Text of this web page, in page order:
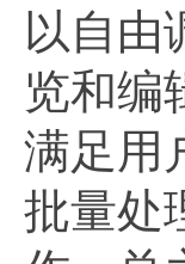
以自由
览和编
满足用
批量处